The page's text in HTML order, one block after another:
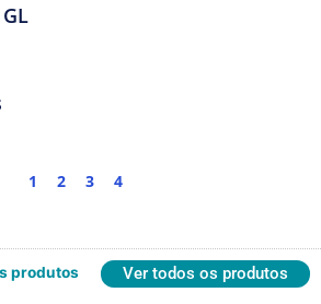
1 2 3 4
produtos Ver todos os produtos